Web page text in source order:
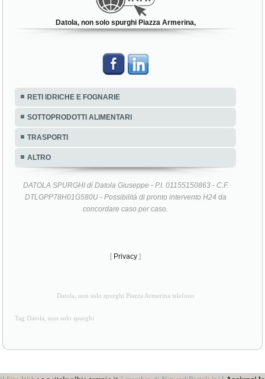
Datola, non solo spurghi Piazza Armerina,
RETI IDRICHE E FOGNARIE
SOTTOPRODOTTI ALIMENTARI
TRASPORTI
ALTRO
DATOLA SPURGHI di Datola Giuseppe - P.I. 01155150863 - C.F.
DTLGPP78H01G580U - Possibilità di pronto intervento H24 da
concordare caso per caso.
[ Privacy ]
Datola, non solo spurghi Piazza Armerina telefono
Tag Datola, non solo spurghi